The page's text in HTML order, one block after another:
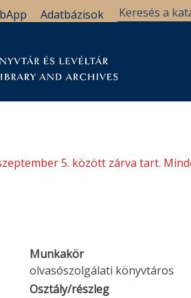
Adatbázisok
Kutatástámogatás
5. között zárva tart.
Munkakör
olvasószolgálati könyvtáros
Osztály/részleg